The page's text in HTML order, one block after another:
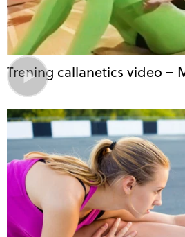
Trening callanetics video –